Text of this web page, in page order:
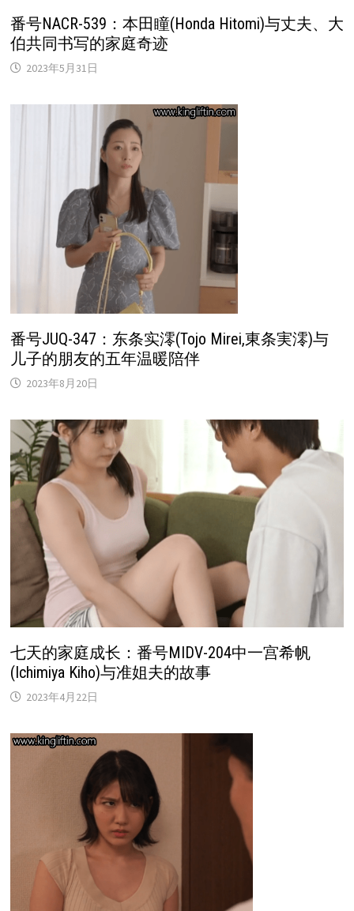
番号NACR-539：本田瞳(Honda Hitomi)与丈夫、大
伯共同书写的家庭奇迹
2023年5月31日
番号JUQ-347：东条实澪(Tojo Mirei,東条実澪)与
儿子的朋友的五年温暖陪伴
2023年8月20日
七天的家庭成长：番号MIDV-204中一宫希帆
(Ichimiya Kiho)与准姐夫的故事
2023年4月22日